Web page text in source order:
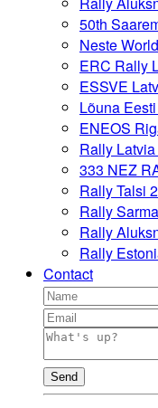
50th
Neste
ERC Rally
ESSVE
Lõuna
ENEOS
Rally
333 NEZ
Rally Talsi
Rally
Rally
Rally
Contact
Send